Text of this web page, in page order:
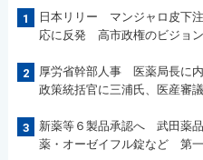
1
日本リリー マンジャロ皮下
応に反発 高市政権のビジョ
2
厚労省幹部人事 医薬局長に
政策統括官に三浦氏、医産審
3
新薬等６製品承認へ 武田薬
薬・オーゼイフル錠など 第